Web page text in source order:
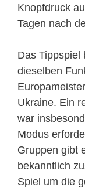
Knopfdruck
Tagen nach
Das Tippspiel
dieselben
Ukraine. Ein
war
Modus
Gruppen gibt
bekanntlich
Spiel um die